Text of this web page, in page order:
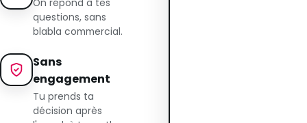
On répond à tes
questions, sans
blabla commercial.
Sans
engagement
Tu prends ta
décision après